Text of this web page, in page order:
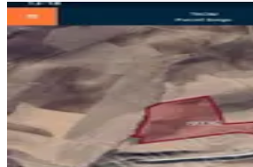
TAKASLI
Baysu Da 40
Fiyatı Uygundur
Eğil, Baysu Mahallesi
39756 m²
131/m²·
5.200.000 ₺